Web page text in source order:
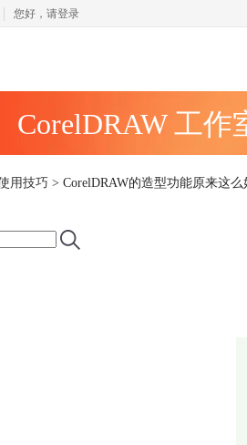
您好， 请登录
CorelDRAW 工作
用技巧 > CorelDRAW的造型功能原来这么